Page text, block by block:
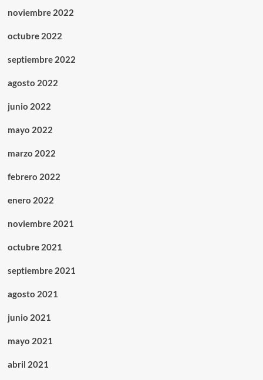
noviembre 2022
octubre 2022
septiembre 2022
agosto 2022
junio 2022
mayo 2022
marzo 2022
febrero 2022
enero 2022
noviembre 2021
octubre 2021
septiembre 2021
agosto 2021
junio 2021
mayo 2021
abril 2021